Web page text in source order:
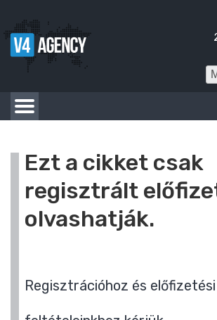
Ezt a cikket csak
regisztrált
olvashatják.
Regisztrációhoz és előfizetési